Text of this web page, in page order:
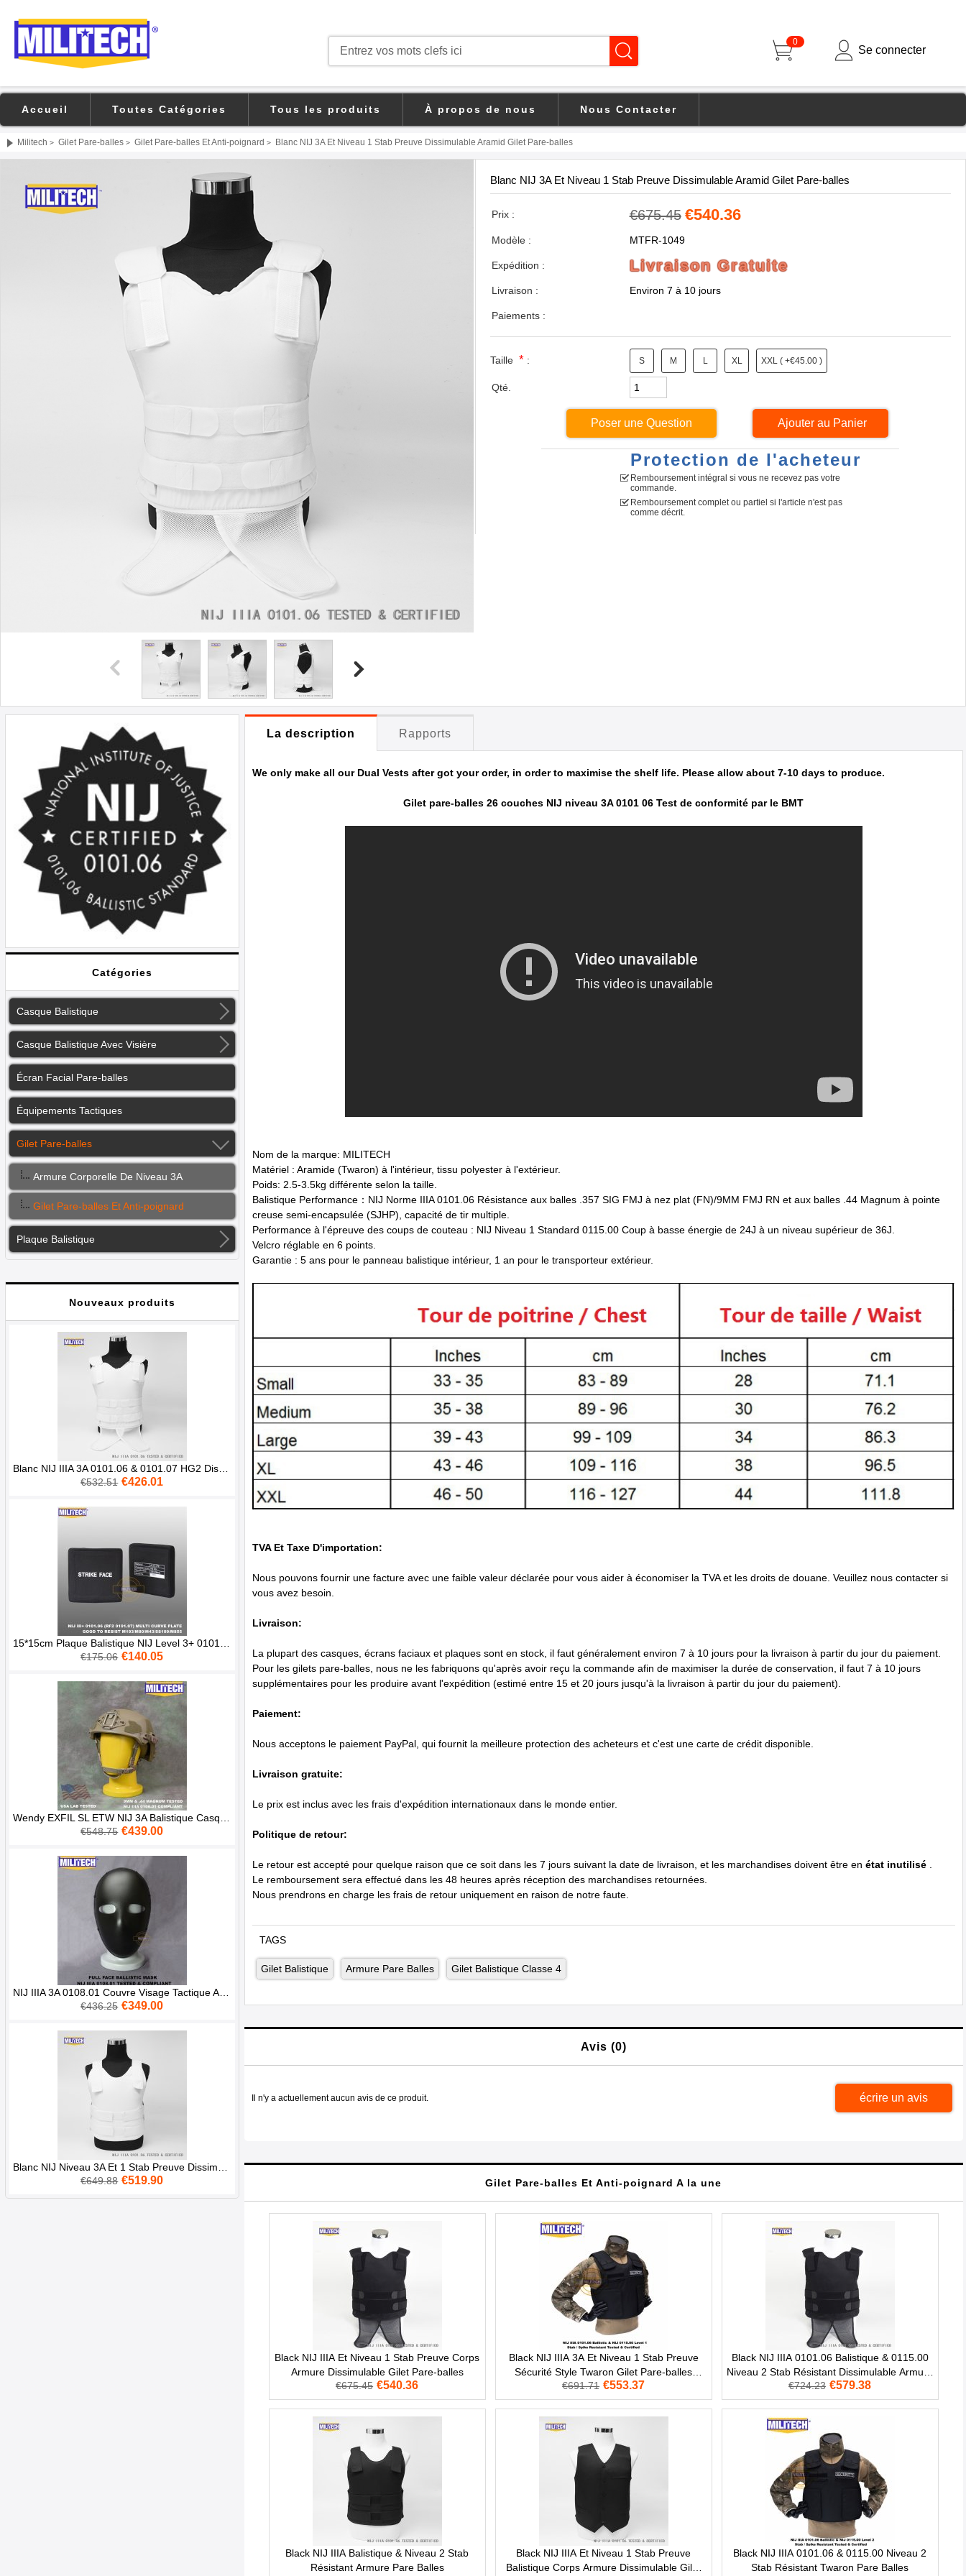
0
Se connecter
Accueil Toutes Catégories Tous les produits À propos de nous Nous Contacter
Militech > Gilet Pare-balles > Gilet Pare-balles Et Anti-poignard > Blanc NIJ 3A Et Niveau 1 Stab Preuve Dissimulable Aramid Gilet Pare-balles
Blanc NIJ 3A Et Niveau 1 Stab Preuve Dissimulable Aramid Gilet Pare-balles
Prix : €675.45 €540.36
Modèle : MTFR-1049
Expédition : Livraison Gratuite
Livraison : Environ 7 à 10 jours
Paiements :
Taille *: S M L XL XXL ( +€45.00 )
Qté.
Poser une Question
Protection de l'acheteur
Remboursement intégral si vous ne recevez pas votre
commande.
Remboursement complet ou partiel si l'article n'est pas
comme décrit.
Catégories
Casque Balistique
Casque Balistique Avec Visière
Écran Facial Pare-balles
Équipements Tactiques
Gilet Pare-balles
Armure Corporelle De Niveau 3A
Gilet Pare-balles Et Anti-poignard
Plaque Balistique
Nouveaux produits
Blanc NIJ IIIA 3A 0101.06 & 0101.07 HG2 Dissimulable Sous Chemise Aramid Gilet Pare-balles Balistique Corps
€532.51 €426.01
15*15cm Plaque Balistique NIJ Level 3+ 0101.06/NIJ 0101.07 RF2 AK47 SS109 M80
€175.06 €140.05
Wendy EXFIL SL ETW NIJ 3A Balistique Casque EPIC Air High Cut Livraison Gratuite CB
€548.75 €439.00
NIJ IIIA 3A 0108.01 Couvre Visage Tactique Anti-balles Masque Balistique Complet En Aramide
€436.25 €349.00
Blanc NIJ Niveau 3A Et 1 Stab Preuve Dissimulable Aramid Pare Balles
€649.88 €519.90
La description Rapports
We only make all our Dual Vests after got your order, in order to maximise the shelf life. Please allow about 7-10 days to produce.
Gilet pare-balles 26 couches NIJ niveau 3A 0101 06 Test de conformité par le BMT
Nom de la marque: MILITECH
Matériel : Aramide (Twaron) à l'intérieur, tissu polyester à l'extérieur.
Poids: 2.5-3.5kg différente selon la taille.
Balistique Performance：NIJ Norme IIIA 0101.06 Résistance aux balles .357 SIG FMJ à nez plat (FN)/9MM FMJ RN et aux balles .44 Magnum à pointe
creuse semi-encapsulée (SJHP), capacité de tir multiple.
Performance à l'épreuve des coups de couteau : NIJ Niveau 1 Standard 0115.00 Coup à basse énergie de 24J à un niveau supérieur de 36J.
Velcro réglable en 6 points.
Garantie : 5 ans pour le panneau balistique intérieur, 1 an pour le transporteur extérieur.
TVA Et Taxe D'importation:
Nous pouvons fournir une facture avec une faible valeur déclarée pour vous aider à économiser la TVA et les droits de douane. Veuillez nous contacter si
vous avez besoin.
Livraison:
La plupart des casques, écrans faciaux et plaques sont en stock, il faut généralement environ 7 à 10 jours pour la livraison à partir du jour du paiement.
Pour les gilets pare-balles, nous ne les fabriquons qu'après avoir reçu la commande afin de maximiser la durée de conservation, il faut 7 à 10 jours
supplémentaires pour les produire avant l'expédition (estimé entre 15 et 20 jours jusqu'à la livraison à partir du jour du paiement).
Paiement:
Nous acceptons le paiement PayPal, qui fournit la meilleure protection des acheteurs et c'est une carte de crédit disponible.
Livraison gratuite:
Le prix est inclus avec les frais d'expédition internationaux dans le monde entier.
Politique de retour:
Le retour est accepté pour quelque raison que ce soit dans les 7 jours suivant la date de livraison, et les marchandises doivent être en état inutilisé .
Le remboursement sera effectué dans les 48 heures après réception des marchandises retournées.
Nous prendrons en charge les frais de retour uniquement en raison de notre faute.
TAGS
Gilet Balistique Armure Pare Balles Gilet Balistique Classe 4
Avis (0)
Il n'y a actuellement aucun avis de ce produit. écrire un avis
Gilet Pare-balles Et Anti-poignard A la une
Black NIJ IIIA Et Niveau 1 Stab Preuve Corps
Armure Dissimulable Gilet Pare-balles
€675.45 €540.36
Black NIJ IIIA 3A Et Niveau 1 Stab Preuve
Sécurité Style Twaron Gilet Pare-balles
Balistique Armure
€691.71 €553.37
Black NIJ IIIA 0101.06 Balistique & 0115.00
Niveau 2 Stab Résistant Dissimulable Armure
Pare Balles
€724.23 €579.38
Black NIJ IIIA Balistique & Niveau 2 Stab
Résistant Armure Pare Balles
Black NIJ IIIA Et Niveau 1 Stab Preuve
Balistique Corps Armure Dissimulable Gilet
Black NIJ IIIA 0101.06 & 0115.00 Niveau 2
Stab Résistant Twaron Pare Balles